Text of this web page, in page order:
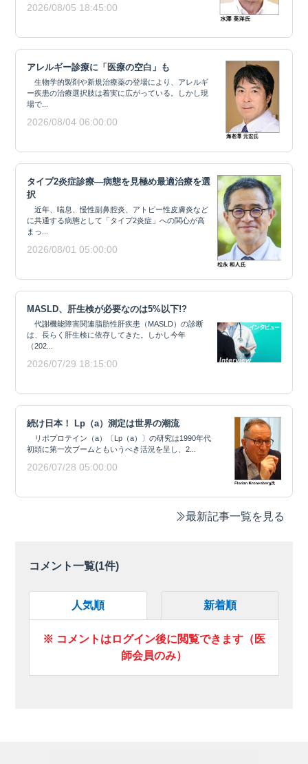
2026/08/05 18:45:00
アレルギー診療に「医療の空白」も
生物学的製剤や新規治療薬の登場により、アレルギ
ー疾患の治療選択肢は着実に広がっている。しかし現
場で...
2026/08/04 06:00:00
タイプ2炎症診療―病態を見極め最適治療を選
択
近年、喘息、慢性副鼻腔炎、アトピー性皮膚炎など
に共通する病態として「タイプ2炎症」への関心が高
まっ...
2026/08/01 05:00:00
MASLD、肝生検が必要なのは5%以下!?
代謝機能障害関連脂肪性肝疾患（MASLD）の診断
は、長らく肝生検に依存してきた。しかし今年
（202...
2026/07/29 18:15:00
続け日本！ Lp（a）測定は世界の潮流
リポプロテイン（a）〔Lp（a）〕の研究は1990年代
初頭に第一次ブームともいうべき活況を呈し、2...
2026/07/28 05:00:00
最新記事一覧を見る
コメント一覧(1件)
人気順 新着順
※ コメントはログイン後に閲覧できます（医
師会員のみ）